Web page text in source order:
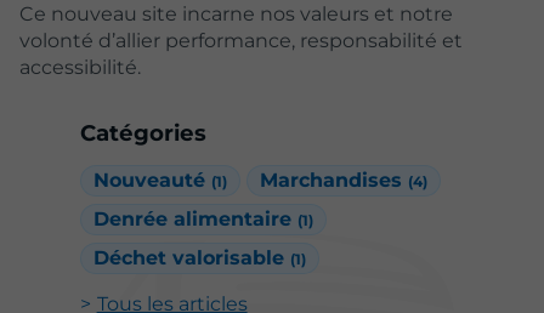
Catégories
Nouveauté (1) Marchandises (4)
Denrée alimentaire (1)
Déchet valorisable (1)
Tous les articles
Ce nouveau site incarne nos valeurs et notre
volonté d’allier performance, responsabilité et
accessibilité.